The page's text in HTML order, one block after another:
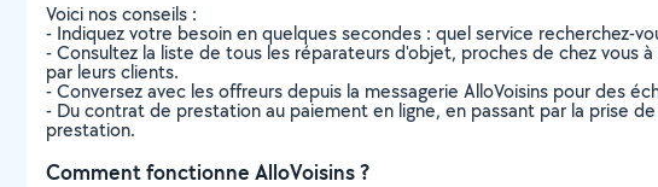
Voici nos conseils :
- Indiquez votre besoin en quelques secondes : quel service recherchez-
- Consultez la liste de tous les réparateurs d'objet, proches de chez vous
par leurs clients.
- Conversez avec les offreurs depuis la messagerie AlloVoisins pour des
- Du contrat de prestation au paiement en ligne, en passant par la prise
prestation.
Comment fonctionne AlloVoisins ?